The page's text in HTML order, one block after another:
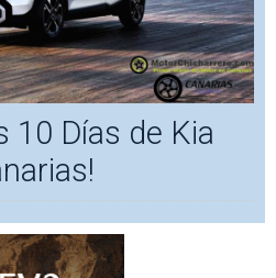
10 Días de Kia